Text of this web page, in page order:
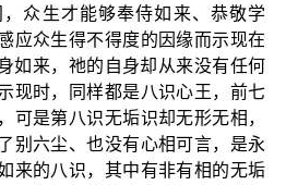
众生才能够奉侍如来、恭敬学
应众生得不得度的因缘而示现在
来，祂的自身却从来没有任何
现时，同样都是八识心王，前七
可是第八识无垢识却无形无相，
别六尘、也没有心相可言，是永
来的八识，其中有非有相的无垢